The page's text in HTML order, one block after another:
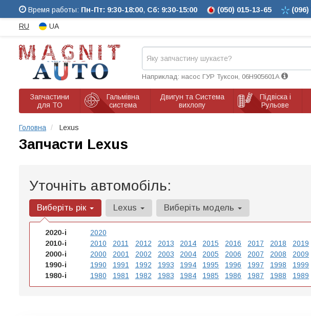
Время работы: Пн-Пт: 9:30-18:00, Сб: 9:30-15:00 (050) 015-13-65 (096)
RU UA
Наприклад: насос ГУР Туксон, 06H905601A
Запчастини
для ТО
Гальмівна
система
Двигун та Система
вихлопу
Підвіска і
Рульове
Головна Lexus
Запчасти Lexus
Уточніть автомобіль:
Виберіть рік
2020-і
2020
2010-і
2010 2011 2012 2013 2014 2015 2016 2017 2018
2019
2000-і
2000 2001 2002 2003 2004 2005 2006 2007 2008
2009
1990-і
1990 1991 1992 1993 1994 1995 1996 1997 1998
1999
1980-і
1980 1981 1982 1983 1984 1985 1986 1987 1988 1989
Lexus Виберіть модель